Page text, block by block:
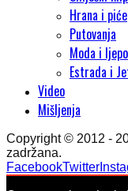
Hrana i piće
Putovanja
Moda i
Estrada i
Video
Mišljenja
Copyright © 2012 -
zadržana.
FacebookTwitter